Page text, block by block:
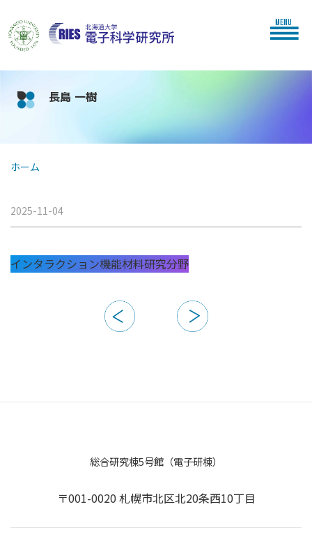
MENU
長島 一樹
ホーム
2025-11-04
インタラクション機能材料研究分野
総合研究棟5号館（電子研棟）
〒001-0020 札幌市北区北20条西10丁目